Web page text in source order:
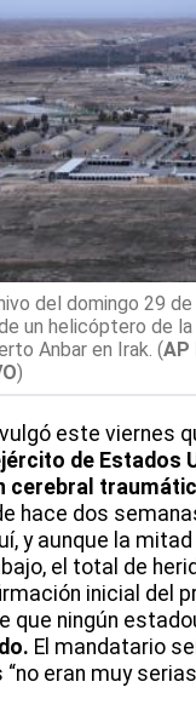
del domingo 29
un helicóptero de la
Anbar en Irak. (AP
)
este viernes
de Estados
cerebral
hace dos
y aunque la mitad
el total de
inicial del
que ningún
El mandatario
eran muy